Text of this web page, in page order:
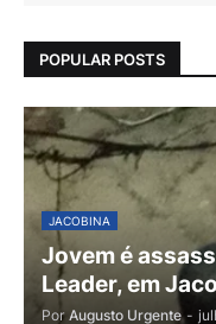
POPULAR POSTS
JACOBINA
Jovem é
Leader, em
Por Augusto Urgente -